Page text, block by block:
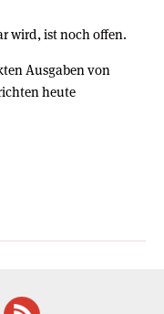
wird, ist noch offen.
Ausgaben von
heute